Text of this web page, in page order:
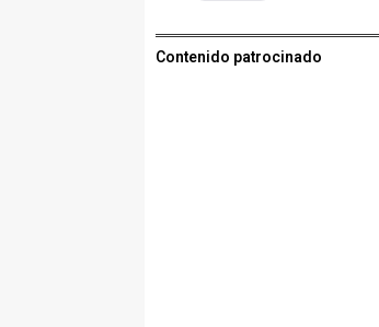
Contenido patrocinado